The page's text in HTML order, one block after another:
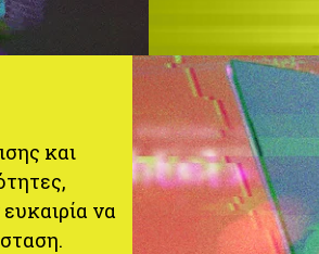
και
να